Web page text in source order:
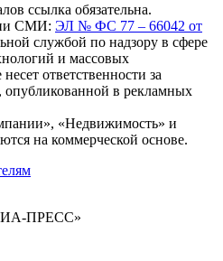
ссылка обязательна.
СМИ: ЭЛ № ФС 77 – 66042 от
службой по надзору в сфере
и массовых
ответственности за
опубликованной в рекламных
«Недвижимость» и
на коммерческой основе.
ПРЕСС»